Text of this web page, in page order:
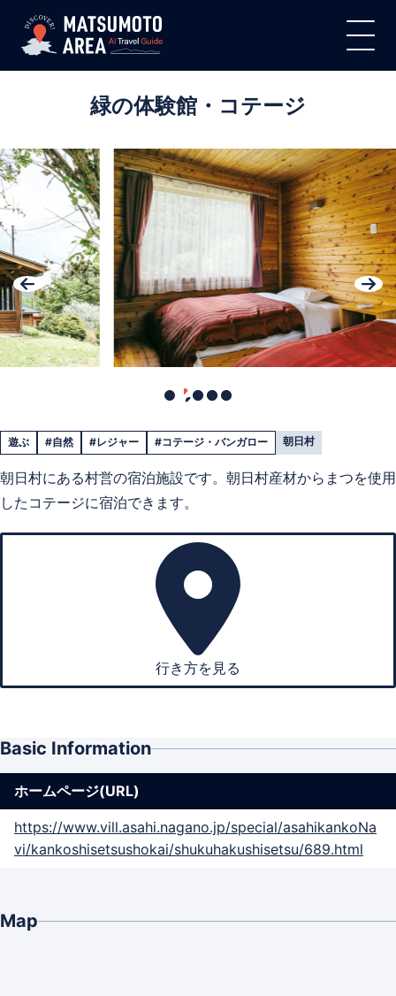
緑の体験館・コテージ
遊ぶ #自然 #レジャー #コテージ・バンガロー 朝日村
朝日村にある村営の宿泊施設です。朝日村産材からまつを使用
したコテージに宿泊できます。
行き方を見る
Basic Information
ホームページ(URL)
https://www.vill.asahi.nagano.jp/special/asahikankoNa
vi/kankoshisetsushokai/shukuhakushisetsu/689.html
Map